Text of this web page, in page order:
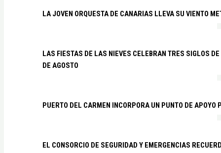
LA JOVEN ORQUESTA DE CANARIAS LLEVA SU VIENTO
LAS FIESTAS DE LAS NIEVES CELEBRAN TRES SIGLOS
DE AGOSTO
PUERTO DEL CARMEN INCORPORA UN PUNTO DE
EL CONSORCIO DE SEGURIDAD Y EMERGENCIAS